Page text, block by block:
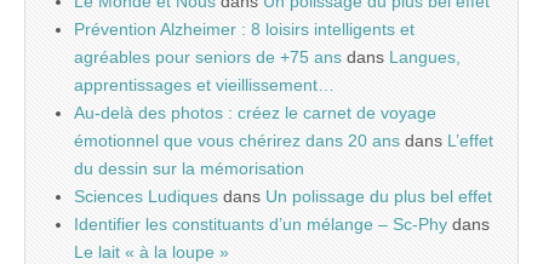
Prévention Alzheimer : 8 loisirs intelligents et
agréables pour seniors de +75 ans dans Langues,
apprentissages et vieillissement…
Au-delà des photos : créez le carnet de voyage
émotionnel que vous chérirez dans 20 ans dans L’effet
du dessin sur la mémorisation
Sciences Ludiques dans Un polissage du plus bel effet
Identifier les constituants d’un mélange – Sc-Phy dans
Le lait « à la loupe »